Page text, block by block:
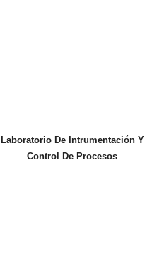
Laboratorio De Intrumentación Y
Control De Procesos